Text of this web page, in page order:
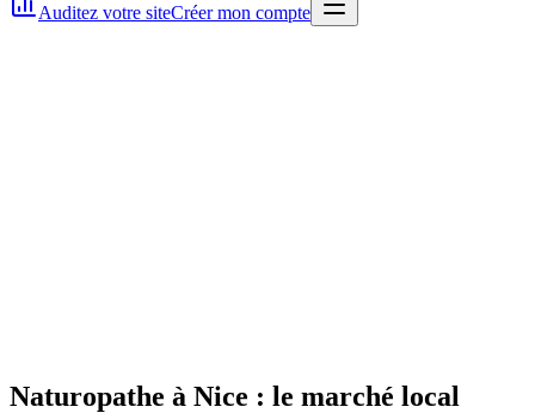
Auditez votre siteCréer mon compte
Naturopathe à Nice : le marché local